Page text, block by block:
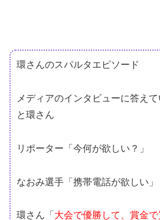
環さんのスパルタエピソード
メディアのインタビューに答え
と環さん
リポーター「今何が欲しい？」
なおみ選手「携帯電話が欲しい」
環さん「 大会で優勝して、賞金